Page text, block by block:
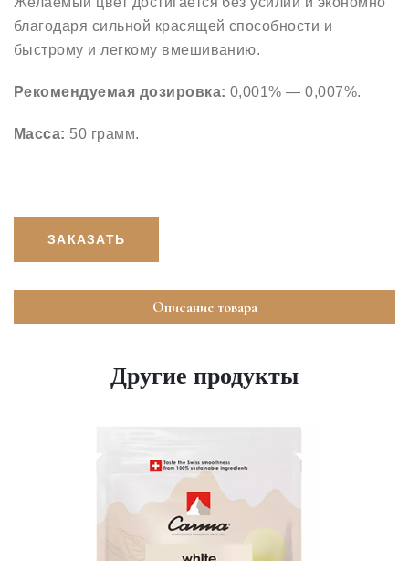
благодаря сильной красящей способности и
быстрому и легкому вмешиванию.
Рекомендуемая дозировка: 0,001% — 0,007%.
Масса: 50 грамм.
ЗАКАЗАТЬ
Описание товара
Другие продукты